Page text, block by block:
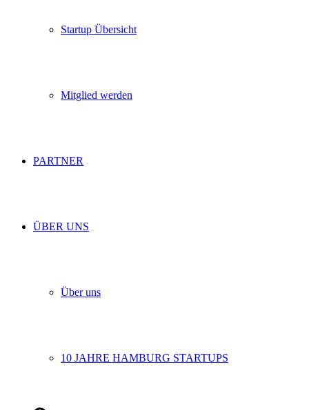
Startup Übersicht
Mitglied werden
PARTNER
ÜBER UNS
Über uns
10 JAHRE HAMBURG STARTUPS